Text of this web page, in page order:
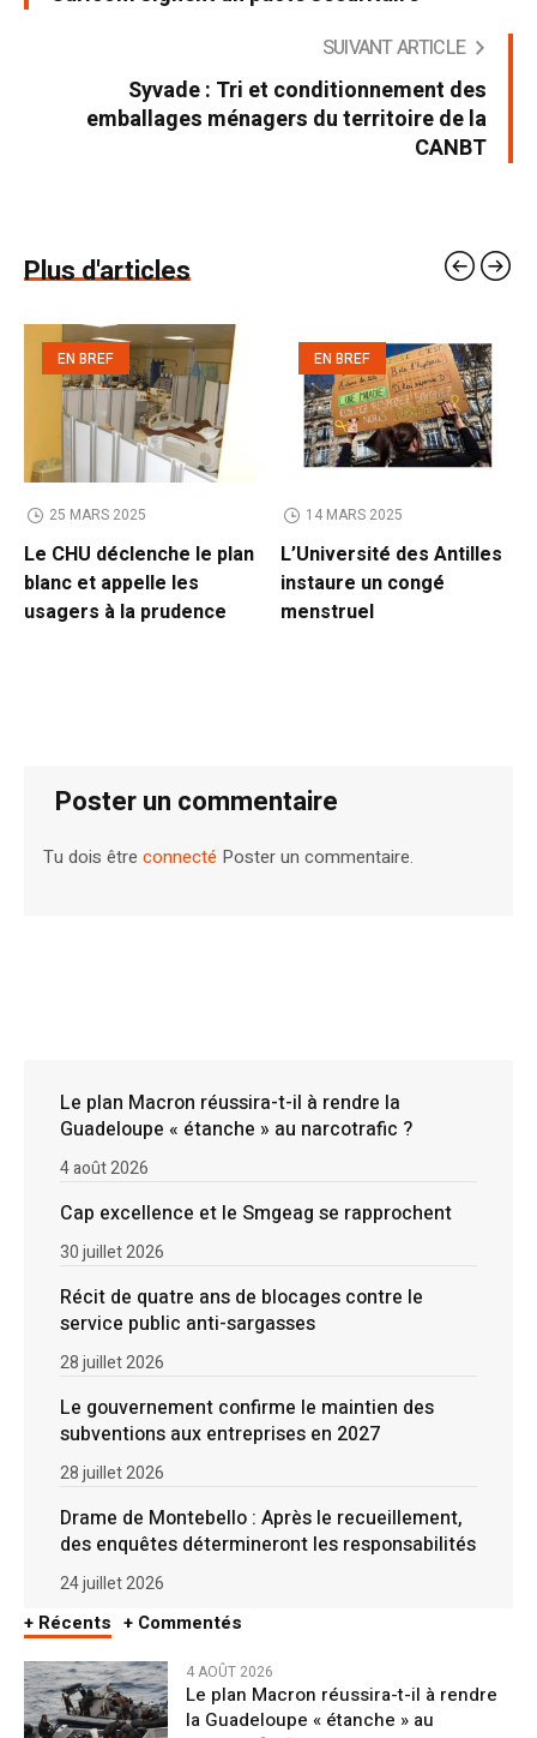
SUIVANT ARTICLE
Syvade : Tri et conditionnement des
emballages ménagers du territoire de la
CANBT
Plus d'articles
EN BREF
25 MARS 2025
Le CHU déclenche le plan
blanc et appelle les
usagers à la prudence
EN BREF
14 MARS 2025
L’Université des Antilles
instaure un congé
menstruel
Poster un commentaire
Tu dois êtreconnecté Poster un commentaire.
Le plan Macron réussira-t-il à rendre la
Guadeloupe « étanche » au narcotrafic ?
4 août 2026
Cap excellence et le Smgeag se rapprochent
30 juillet 2026
Récit de quatre ans de blocages contre le
service public anti-sargasses
28 juillet 2026
Le gouvernement confirme le maintien des
subventions aux entreprises en 2027
28 juillet 2026
Drame de Montebello : Après le recueillement,
des enquêtes détermineront les responsabilités
24 juillet 2026
+ Récents + Commentés
4 AOÛT 2026
Le plan Macron réussira-t-il à rendre
la Guadeloupe « étanche » au